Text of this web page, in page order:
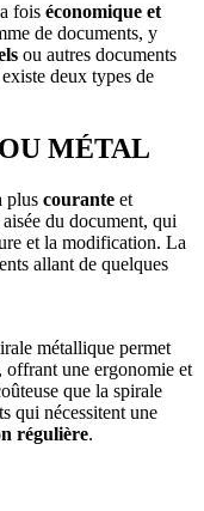
fois économique et
de documents, y
ou autres documents
deux types de
MÉTAL
plus courante et
du document, qui
et la modification. La
allant de quelques
métallique permet
, offrant une ergonomie et
que la spirale
qui nécessitent une
régulière.